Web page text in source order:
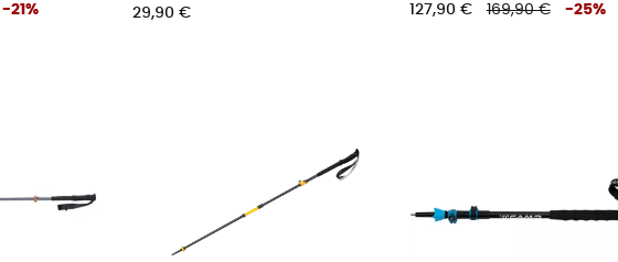
-21 % 29,90 € 127,90 € 169,90 € -25%